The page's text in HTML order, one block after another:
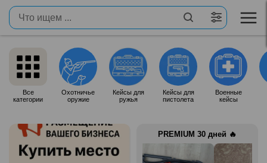
Все
категории
Охотничье
оружие
Кейсы для
ружья
Кейсы для
пистолета
Военные
кейсы
PREMIUM 30 дней 🔥